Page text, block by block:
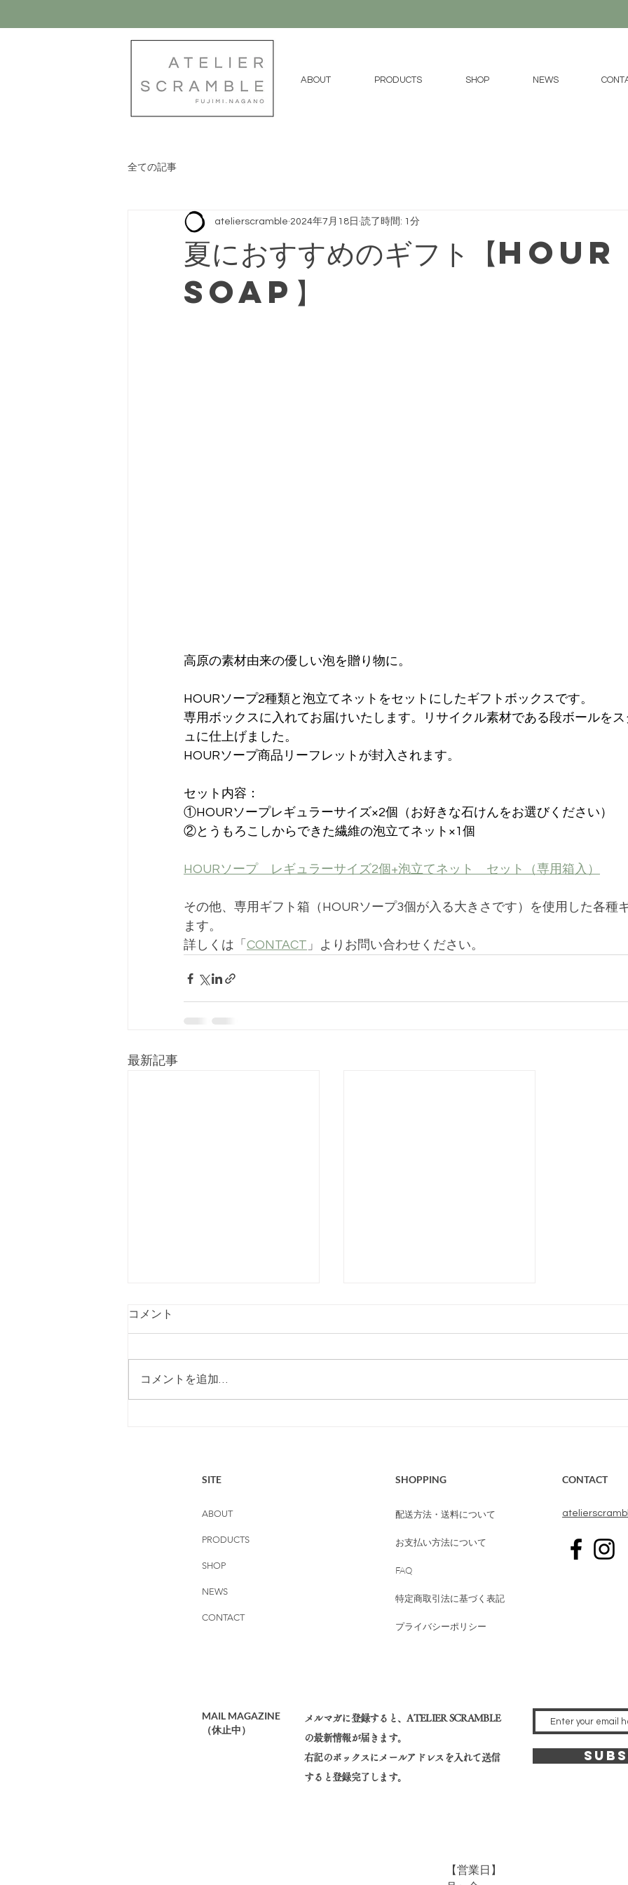
ABOUT PRODUCTS SHOP NEWS
全ての記事
夏におすすめのギフト【HOUR
SOAP】
atelierscramble 2024年7月18日 読了時間: 1分
高原の素材由来の優しい泡を贈り物に。
HOURソープ2種類と泡立てネットをセットにしたギフトボックスです。
専用ボックスに入れてお届けいたします。リサイクル素材である段ボールを
ュに仕上げました。
HOURソープ商品リーフレットが封入されます。
セット内容：
①HOURソープレギュラーサイズ×2個（お好きな石けんをお選びください）
②とうもろこしからできた繊維の泡立てネット×1個
HOURソープ　レギュラーサイズ2個+泡立てネット　セット（専用箱入）
その他、専用ギフト箱（HOURソープ3個が入る大きさです）を使用した各種
ます。
詳しくは「 CONTACT 」よりお問い合わせください。
最新記事
コメント
コメントを追加…
SITE
ABOUT
PRODUCTS
SHOP
NEWS
CONTACT
SHOPPING
配送方法・送料について
お支払い方法について
FAQ
特定商取引法に基づく表記
プライバシーポリシー
CONTACT
MAIL MAGAZINE
​（休止中）
メルマガに登録すると、​ATELIER SCRAMBLE
の最新情報が届きます。
右記のボックスにメールアドレスを入れて送信
すると登録完了します。
【営業日】